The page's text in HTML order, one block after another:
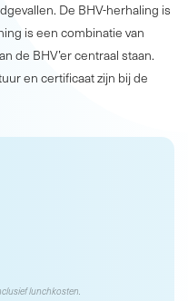
De BHV-herhaling is
is een combinatie van
de BHV’er centraal staan.
en certificaat zijn bij de
lunchkosten.